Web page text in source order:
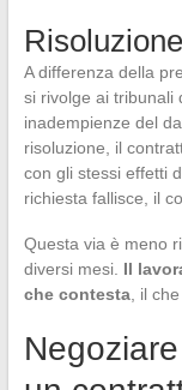
A differenza della
si rivolge ai tribunali
inadempienze del
risoluzione, il
con gli stessi effetti
richiesta fallisce, il
Questa via è meno
diversi mesi. Il
che contesta, il